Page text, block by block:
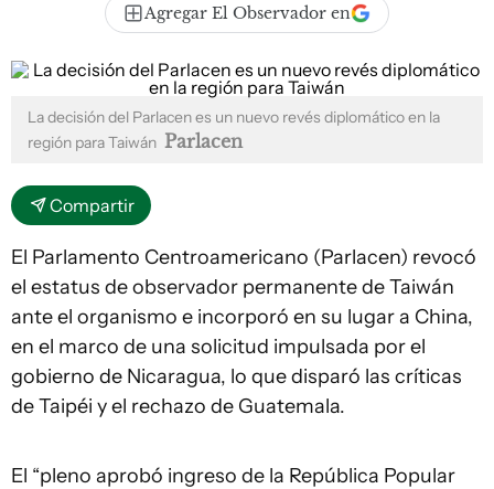
Agregar El Observador en
La decisión del Parlacen es un nuevo revés diplomático en la
región para Taiwán Parlacen
Compartir
El Parlamento Centroamericano (Parlacen) revocó
el estatus de observador permanente de Taiwán
ante el organismo e incorporó en su lugar a China,
en el marco de una solicitud impulsada por el
gobierno de Nicaragua, lo que disparó las críticas
de Taipéi y el rechazo de Guatemala.
El “pleno aprobó ingreso de la República Popular